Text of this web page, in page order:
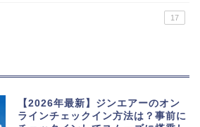
17
【2026年最新】ジンエアーのオン
ラインチェックイン方法は？事前に